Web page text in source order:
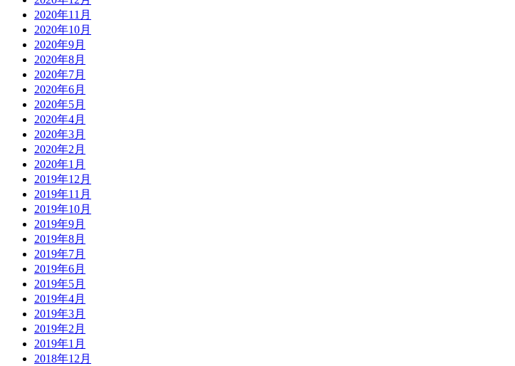
2020年11月
2020年10月
2020年9月
2020年8月
2020年7月
2020年6月
2020年5月
2020年4月
2020年3月
2020年2月
2020年1月
2019年12月
2019年11月
2019年10月
2019年9月
2019年8月
2019年7月
2019年6月
2019年5月
2019年4月
2019年3月
2019年2月
2019年1月
2018年12月